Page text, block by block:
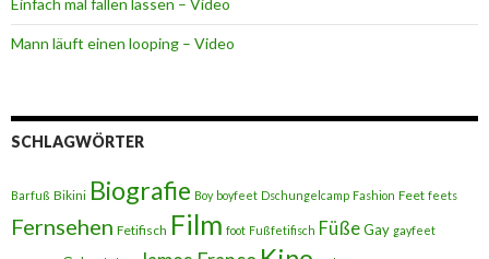
Einfach mal fallen lassen – Video
Mann läuft einen looping – Video
SCHLAGWÖRTER
Barfuß Bikini Biografie Boy boyfeet Dschungelcamp Fashion Feet feets
Fernsehen Fetifisch Film foot Fußfetifisch FüßeGay gayfeet